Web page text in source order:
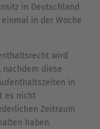
in Deutschland
in der Woche
wird
diese
in
es nicht
Zeitraum
haben.